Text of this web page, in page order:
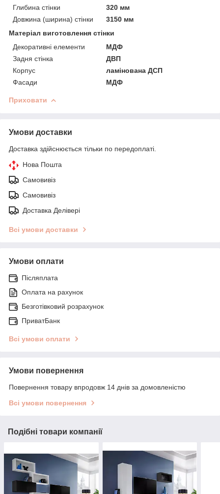
Глибина стінки
320 мм
Довжина (ширина) стінки
3150 мм
Матеріал виготовлення стінки
Декоративні елементи
МДФ
Задня стінка
ДВП
Корпус
ламінована ДСП
Фасади
МДФ
Приховати
Умови доставки
Доставка здійснюється тільки по передоплаті.
Нова Пошта
Самовивіз
Самовивіз
Доставка Делівері
Всі умови доставки
Умови оплати
Післяплата
Оплата на рахунок
Безготівковий розрахунок
ПриватБанк
Всі умови оплати
Умови повернення
Повернення товару впродовж 14 днів за домовленістю
Всі умови повернення
Подібні товари компанії